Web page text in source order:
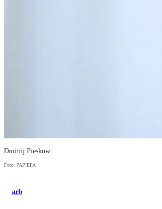
Dmitrij Pieskow
Foto: PAP/EPA
arb